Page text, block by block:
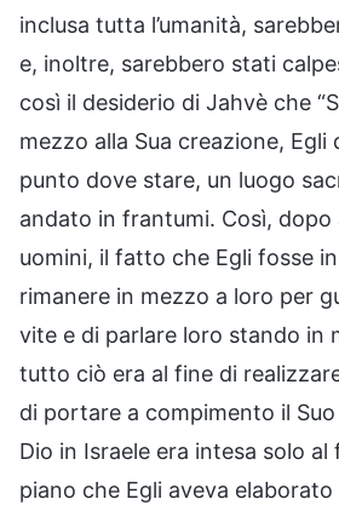
inclusa tutta l’umanità,
e, inoltre, sarebbero stati
così il desiderio di Jahvè che
mezzo alla Sua creazione, Egli
punto dove stare, un luogo
andato in frantumi. Così, dopo
uomini, il fatto che Egli fosse
rimanere in mezzo a loro per
vite e di parlare loro stando in
tutto ciò era al fine di
di portare a compimento il Suo
Dio in Israele era intesa solo al
piano che Egli aveva elaborato